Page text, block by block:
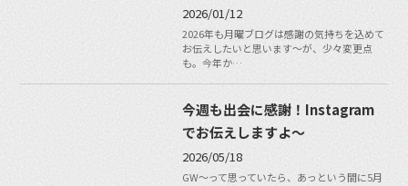
2026/01/12
2026年も月曜ブログは感謝の気持ちを込めて
お伝えしたいと思います〜が、少々変更点
も。今年か…
今週も出会に感謝！Instagram
でお伝えしますよ〜
2026/05/18
GW〜って思っていたら、あっという間に5月